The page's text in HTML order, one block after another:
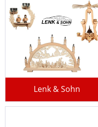
Lenk & Sohn